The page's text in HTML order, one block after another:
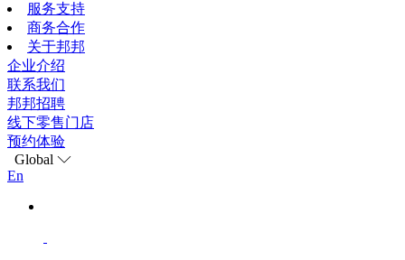
服务支持
商务合作
关于邦邦
企业介绍
联系我们
邦邦招聘
线下零售门店
预约体验
Global
En